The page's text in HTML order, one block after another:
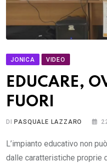
JONICA VIDEO
EDUCARE,
FUORI
DIPASQUALE LAZZARO
L’impianto educativo non
dalle caratteristiche proprie